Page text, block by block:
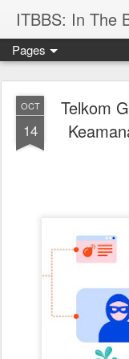
ITBBS: In The
Pages
OCT
14
Telkom